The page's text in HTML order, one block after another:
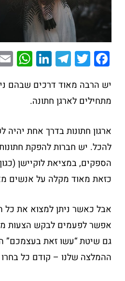
F
a
c
e
o
o
k
T
wi
tt
er
T
el
e
gr
m
Li
n
k
e
n
W
h
at
p
p
יש הרבה מאוד דרכים שבהם
מתחילים לארגן חתונה.
ארגון חתונות בדרך אחת
להכל. יש חברות להפקת
הספקים, במציאת לוקיישן
כזאת מאוד מקלה על אנשים
אבל כאשר ניתן למצוא את
אפשר לפעמים לבקש הצעות
גם שיטת “עשו זאת בעצמכם”
ההמלצה שלנו – קודם כל